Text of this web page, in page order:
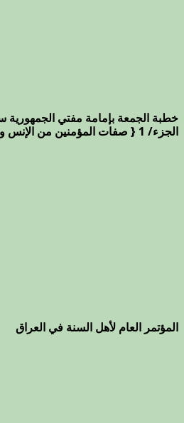
خطبة الجمعة بإمامة مفتي
الجزء/ 1 { صفات المؤمنين من الإنس والجن ).
المؤتمر العام لأهل السنة في العراق